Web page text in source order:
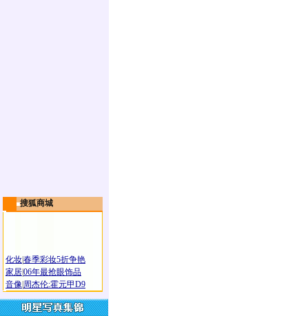
搜狐商城
化妆春季彩妆5折争艳
家居06年最抢眼饰品
音像 周杰伦:霍元甲D9